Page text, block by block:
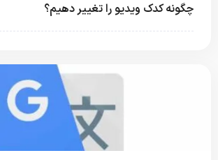
چگونه کدک ویدیو را تغییر دهیم؟